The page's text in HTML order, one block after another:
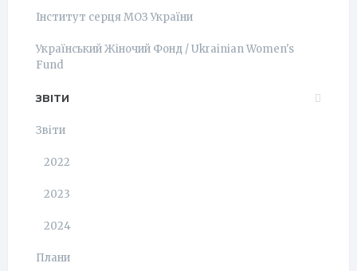
Інститут серця МОЗ України
Український Жіночий Фонд / Ukrainian Women's
Fund
ЗВІТИ
Звіти
2022
2023
2024
Плани